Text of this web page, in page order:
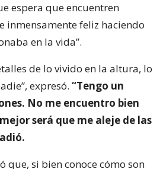
espera que encuentren
inmensamente feliz haciendo
en la vida”.
de lo vivido en la altura, lo
expresó. “Tengo un
No me encuentro bien
será que me aleje de las
que, si bien conoce cómo son